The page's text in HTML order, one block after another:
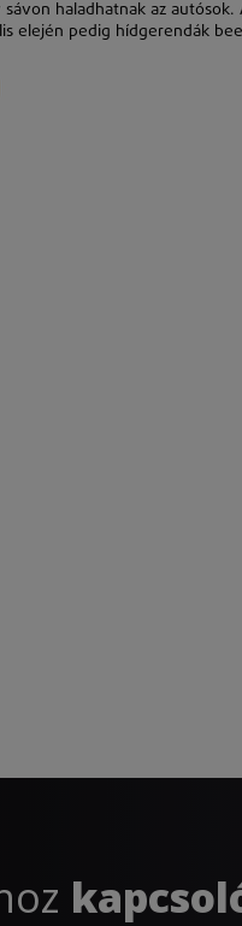
haladhatnak az
elején pedig hídgerendák